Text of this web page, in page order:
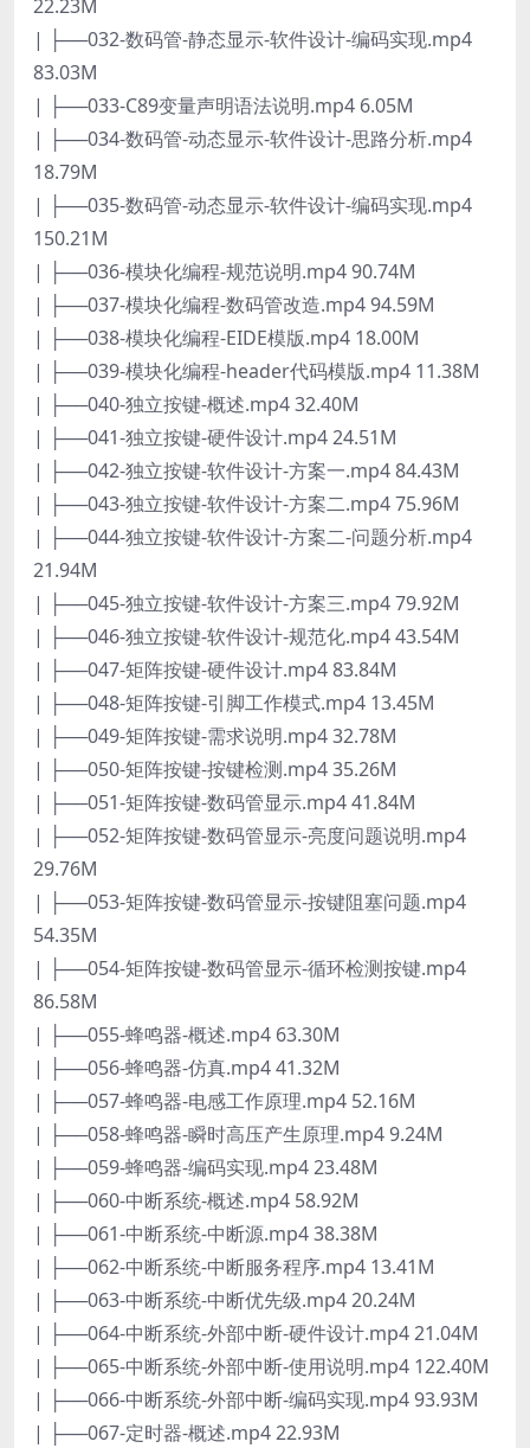
22.23M
| ├──032-数码管-静态显示-软件设计-编码实现.mp4
83.03M
| ├──033-C89变量声明语法说明.mp4 6.05M
| ├──034-数码管-动态显示-软件设计-思路分析.mp4
18.79M
| ├──035-数码管-动态显示-软件设计-编码实现.mp4
150.21M
| ├──036-模块化编程-规范说明.mp4 90.74M
| ├──037-模块化编程-数码管改造.mp4 94.59M
| ├──038-模块化编程-EIDE模版.mp4 18.00M
| ├──039-模块化编程-header代码模版.mp4 11.38M
| ├──040-独立按键-概述.mp4 32.40M
| ├──041-独立按键-硬件设计.mp4 24.51M
| ├──042-独立按键-软件设计-方案一.mp4 84.43M
| ├──043-独立按键-软件设计-方案二.mp4 75.96M
| ├──044-独立按键-软件设计-方案二-问题分析.mp4
21.94M
| ├──045-独立按键-软件设计-方案三.mp4 79.92M
| ├──046-独立按键-软件设计-规范化.mp4 43.54M
| ├──047-矩阵按键-硬件设计.mp4 83.84M
| ├──048-矩阵按键-引脚工作模式.mp4 13.45M
| ├──049-矩阵按键-需求说明.mp4 32.78M
| ├──050-矩阵按键-按键检测.mp4 35.26M
| ├──051-矩阵按键-数码管显示.mp4 41.84M
| ├──052-矩阵按键-数码管显示-亮度问题说明.mp4
29.76M
| ├──053-矩阵按键-数码管显示-按键阻塞问题.mp4
54.35M
| ├──054-矩阵按键-数码管显示-循环检测按键.mp4
86.58M
| ├──055-蜂鸣器-概述.mp4 63.30M
| ├──056-蜂鸣器-仿真.mp4 41.32M
| ├──057-蜂鸣器-电感工作原理.mp4 52.16M
| ├──058-蜂鸣器-瞬时高压产生原理.mp4 9.24M
| ├──059-蜂鸣器-编码实现.mp4 23.48M
| ├──060-中断系统-概述.mp4 58.92M
| ├──061-中断系统-中断源.mp4 38.38M
| ├──062-中断系统-中断服务程序.mp4 13.41M
| ├──063-中断系统-中断优先级.mp4 20.24M
| ├──064-中断系统-外部中断-硬件设计.mp4 21.04M
| ├──065-中断系统-外部中断-使用说明.mp4 122.40M
| ├──066-中断系统-外部中断-编码实现.mp4 93.93M
| ├──067-定时器-概述.mp4 22.93M